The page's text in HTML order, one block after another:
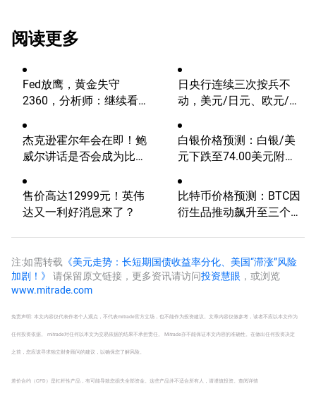
阅读更多
Fed放鹰，黄金失守
2360，分析师：继续看
日央行连续三次按兵不
动，美元/日元、欧元/美
术分析
杰克逊霍尔年会在即！鲍
威尔讲话是否会成为比特
白银价格预测：白银/美
元下跌至74.00美元附
售价高达12999元！英伟
达又一利好消息來了？
比特币价格预测：BTC因
衍生品推动飙升至三个月
注:如需转载 《美元走势：长短期国债收益率分化、美国“滞涨”风险
加剧！》 请保留原文链接，更多资讯请访问投资慧眼 ，或浏览
www.mitrade.com
免责声明: 本文内容仅代表作者个人观点，不代表mitrade官方立场，也不能作为投资建议。文章内容仅做参考，读者不应以本文作为
任何投资依据。 mitrade对任何以本文为交易依据的结果不承担责任。 Mitrade亦不能保证本文内容的准确性。在做出任何投资决定
之前，您应该寻求独立财务顾问的建议，以确保您了解风险。
差价合约（CFD）是杠杆性产品，有可能导致您损失全部资金。这些产品并不适合所有人，请谨慎投资。 查阅详情